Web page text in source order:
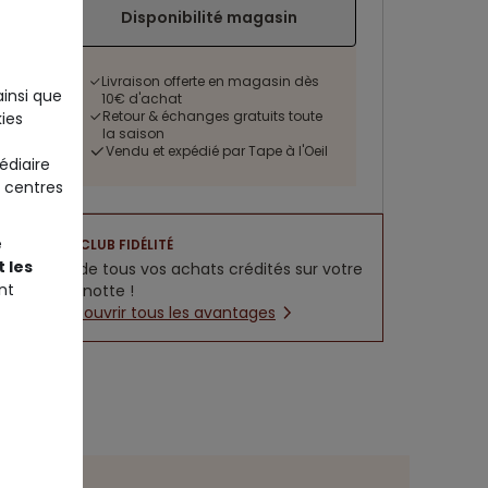
Disponibilité magasin
Livraison offerte en magasin dès
10€ d'achat
Retour & échanges gratuits toute
la saison
Vendu et expédié par Tape à l'Oeil
CLUB FIDÉLITÉ
5% de tous vos achats crédités sur votre
cagnotte !
Découvrir tous les avantages
que
les